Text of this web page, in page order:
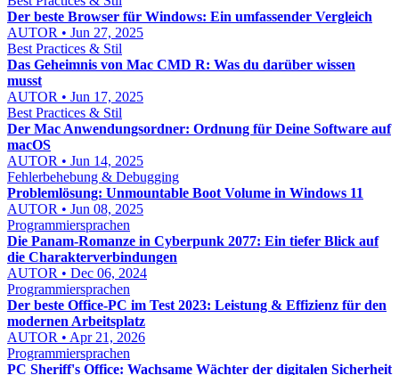
Der beste Browser für Windows: Ein umfassender Vergleich
AUTOR • Jun 27, 2025
Best Practices & Stil
Das Geheimnis von Mac CMD R: Was du darüber wissen
musst
AUTOR • Jun 17, 2025
Best Practices & Stil
Der Mac Anwendungsordner: Ordnung für Deine Software auf
macOS
AUTOR • Jun 14, 2025
Fehlerbehebung & Debugging
Problemlösung: Unmountable Boot Volume in Windows 11
AUTOR • Jun 08, 2025
Programmiersprachen
Die Panam-Romanze in Cyberpunk 2077: Ein tiefer Blick auf
die Charakterverbindungen
AUTOR • Dec 06, 2024
Programmiersprachen
Der beste Office-PC im Test 2023: Leistung & Effizienz für den
modernen Arbeitsplatz
AUTOR • Apr 21, 2026
Programmiersprachen
PC Sheriff's Office: Wachsame Wächter der digitalen Sicherheit